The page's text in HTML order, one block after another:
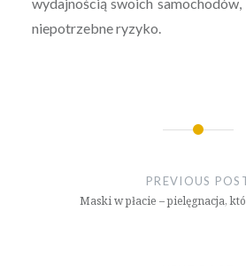
niepotrzebne ryzyko.
PREVIOUS
Maski w płacie – pielęgnacja,